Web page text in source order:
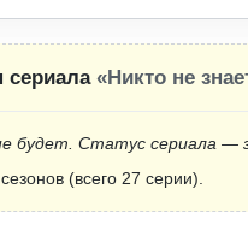
сериала «Никто не
будет. Статус сериала —
(всего 27 серии).